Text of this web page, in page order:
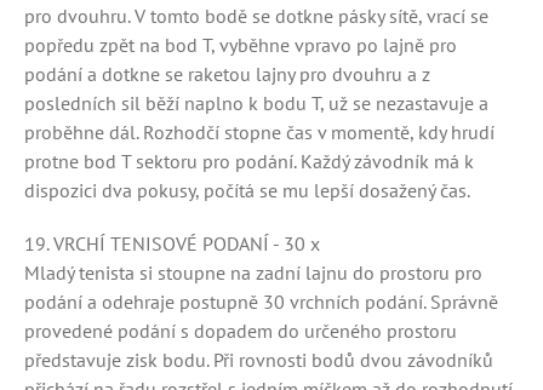
pro dvouhru. V tomto bodě se dotkne pásky sítě, vrací se
popředu zpět na bod T, vyběhne vpravo po lajně pro
podání a dotkne se raketou lajny pro dvouhru a z
posledních sil běží naplno k bodu T, už se nezastavuje a
proběhne dál. Rozhodčí stopne čas v momentě, kdy hrudí
protne bod T sektoru pro podání. Každý závodník má k
dispozici dva pokusy, počítá se mu lepší dosažený čas.
19. VRCHÍ TENISOVÉ PODANÍ - 30 x
Mladý tenista si stoupne na zadní lajnu do prostoru pro
podání a odehraje postupně 30 vrchních podání. Správně
provedené podání s dopadem do určeného prostoru
představuje zisk bodu. Při rovnosti bodů dvou závodníků